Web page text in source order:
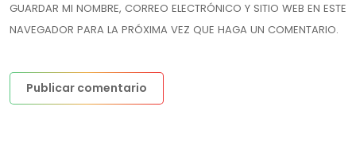
GUARDAR MI NOMBRE, CORREO ELECTRÓNICO Y SITIO WEB EN ESTE
NAVEGADOR PARA LA PRÓXIMA VEZ QUE HAGA UN COMENTARIO.